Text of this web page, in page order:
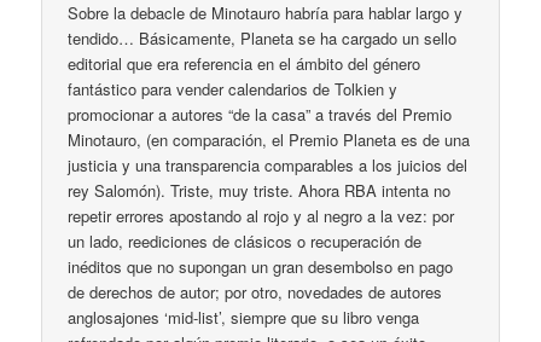
Sobre la debacle de Minotauro habría para hablar largo y
tendido… Básicamente, Planeta se ha cargado un sello
editorial que era referencia en el ámbito del género
fantástico para vender calendarios de Tolkien y
promocionar a autores “de la casa” a través del Premio
Minotauro, (en comparación, el Premio Planeta es de una
justicia y una transparencia comparables a los juicios del
rey Salomón). Triste, muy triste. Ahora RBA intenta no
repetir errores apostando al rojo y al negro a la vez: por
un lado, reediciones de clásicos o recuperación de
inéditos que no supongan un gran desembolso en pago
de derechos de autor; por otro, novedades de autores
anglosajones ‘mid-list’, siempre que su libro venga